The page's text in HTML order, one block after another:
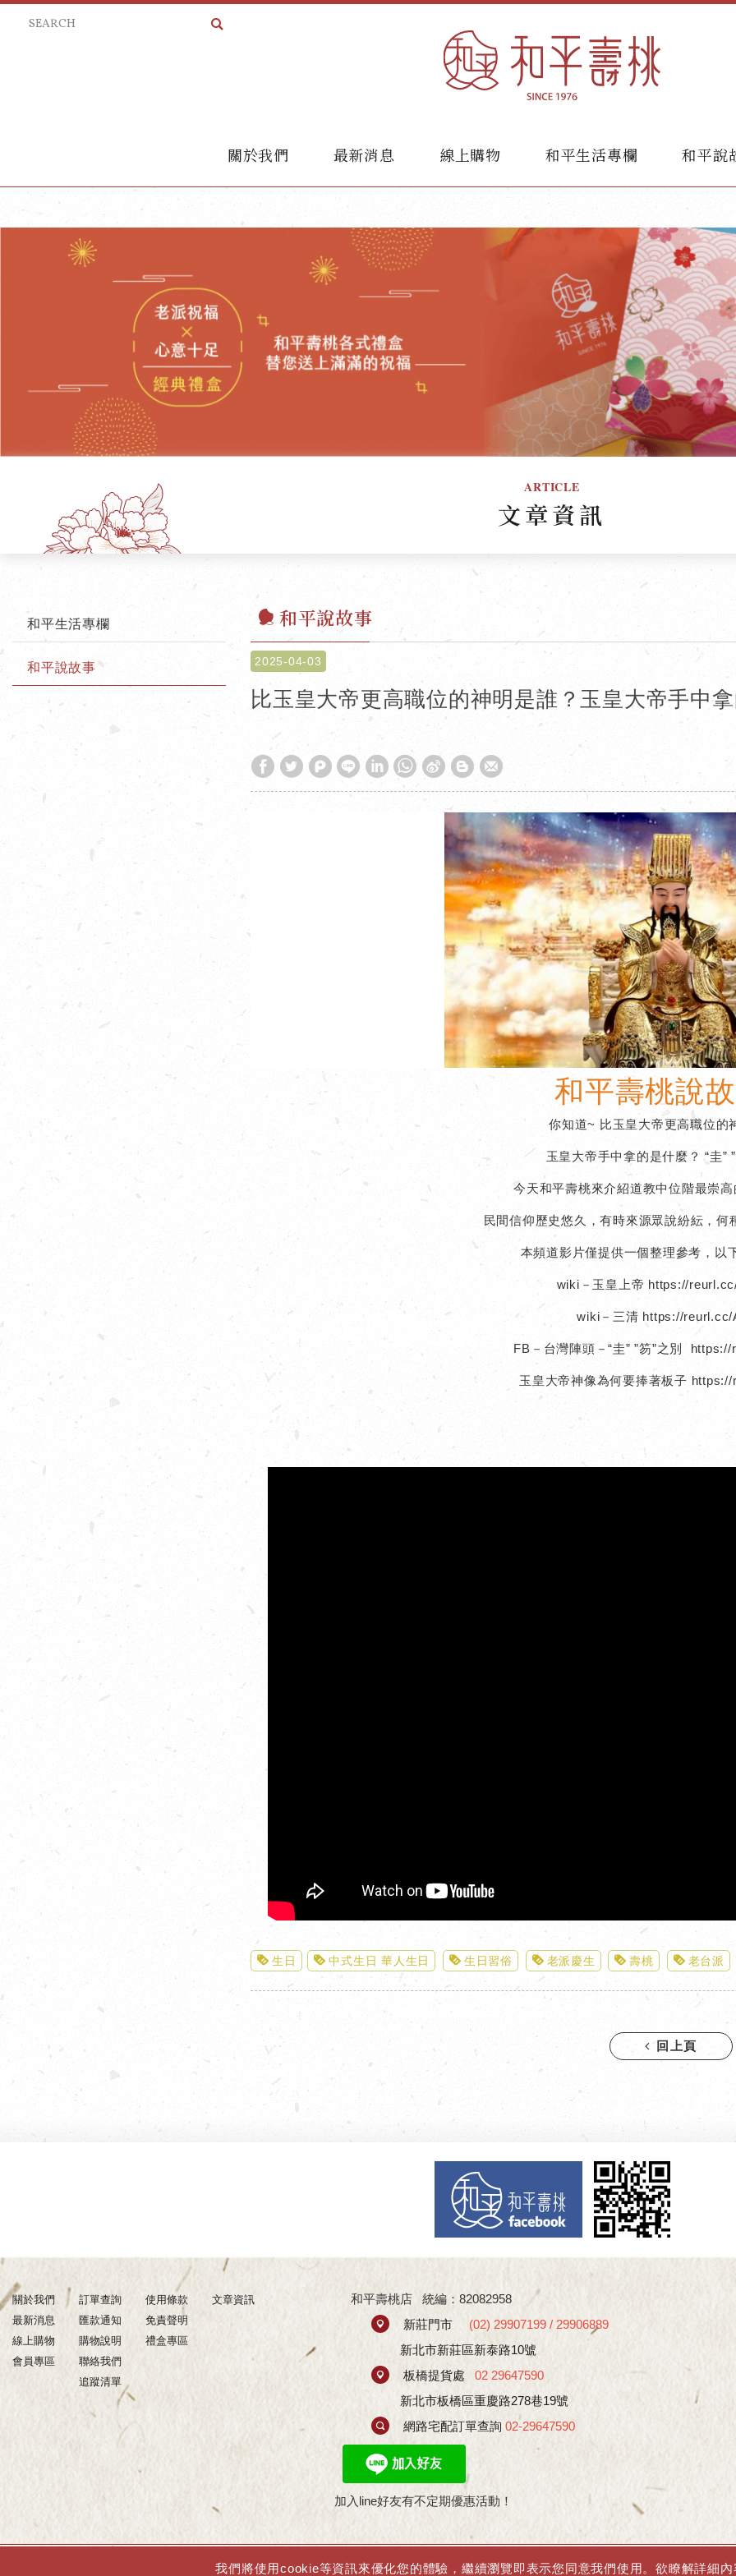
我們將使用cookie等資訊來優化您的體驗，繼續瀏覽即表示您同意我們使用。欲瞭解詳細
關於我們 最新消息 線上購物 和平生活專欄 和平說
ARTICLE
文章資訊
和平生活專欄
和平說故事
和平說故事
2025-04-03
比玉皇大帝更高職位的神明是誰？玉皇大帝手中
W
h
S
i
n
a
W
e
i
b
o
和平壽桃說
你知道~ 比玉皇大帝更高職位的
玉皇大帝手中拿的是什麼？ “圭”
今天和平壽桃來介紹道教中位階最崇
民間信仰歷史悠久，有時來源眾說紛紜，何
本頻道影片僅提供一個整理參考，以
wiki－玉皇上帝 https://
wiki－三清 https://
FB－台灣陣頭－“圭” ”笏”之別
玉皇大帝神像為何要捧著板子
生日 中式生日 華人生日 生日習俗 老派慶生 壽桃 老台派
回上頁
關於我們
最新消息
線上購物
會員專區
訂單查詢
匯款通知
購物說明
聯絡我們
追蹤清單
使用條款
免責聲明
禮盒專區
文章資訊
和平壽桃店 統編：82082958
新莊門市
(02) 29907199/ 29906889
新北市新莊區新泰路10號
板橋提貨處
02 29647590
新北市板橋區重慶路278巷19號
網路宅配訂單查詢 02-29647590
加入line好友有不定期優惠活動！
Copyright © 和